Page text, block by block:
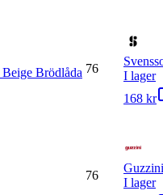
Brödlåda 76
I lager
168 kr
76
Guzzini
I lager